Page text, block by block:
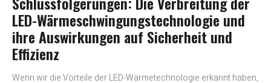
LED-Wärmeschwingungstechnologie und
ihre Auswirkungen auf Sicherheit und
Effizienz
Wenn wir die Vorteile der LED-Wärmetechnologie erkannt haben,